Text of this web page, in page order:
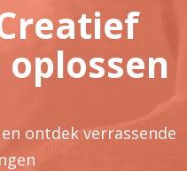
ontdek verrassende